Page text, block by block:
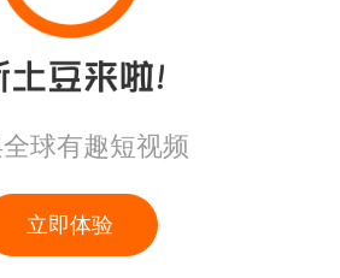
球有趣短视频
立即体验